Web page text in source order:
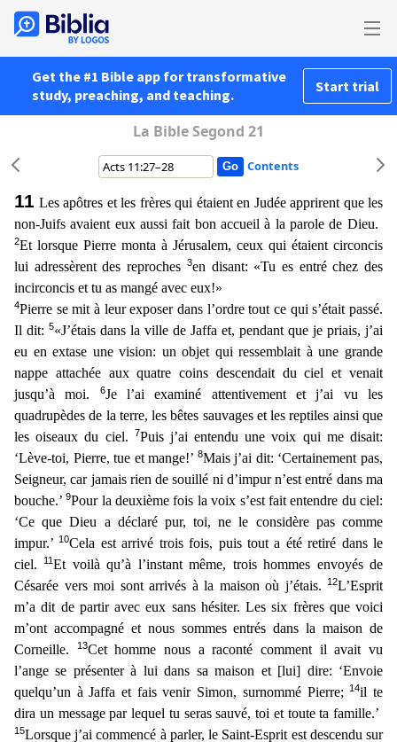
Get the #1 Bible app for transformative
study, preaching, and teaching.
Start trial
La Bible Segond 21
Contents
11 Les apôtres et les frères qui étaient en Judée apprirent que les
non-Juifs avaient eux aussi fait bon accueil à la parole de Dieu.
2Et lorsque Pierre monta à Jérusalem, ceux qui étaient circoncis
lui adressèrent des reproches 3en disant: «Tu es entré chez des
incirconcis et tu as mangé avec eux!»
4Pierre se mit à leur exposer dans l’ordre tout ce qui s’était passé.
Il dit: 5«J’étais dans la ville de Jaffa et, pendant que je priais, j’ai
eu en extase une vision: un objet qui ressemblait à une grande
nappe attachée aux quatre coins descendait du ciel et venait
jusqu’à moi.
6Je l’ai examiné attentivement et j’ai vu les
quadrupèdes de la terre, les bêtes sauvages et les reptiles ainsi que
les oiseaux du ciel.
7Puis j’ai entendu une voix qui me disait:
‘Lève-toi, Pierre, tue et mange!’ 8Mais j’ai dit: ‘Certainement pas,
Seigneur, car jamais rien de souillé ni d’impur n’est entré dans ma
bouche.’9Pour la deuxième fois la voix s’est fait entendre du ciel:
‘Ce que Dieu a déclaré pur, toi, ne le considère pas comme
impur.’10Cela est arrivé trois fois, puis tout a été retiré dans le
ciel.11Et voilà qu’à l’instant même, trois hommes envoyés de
Césarée vers moi sont arrivés à la maison où j’étais. 12L’Esprit
m’a dit de partir avec eux sans hésiter. Les six frères que voici
m’ont accompagné et nous sommes entrés dans la maison de
Corneille.
13Cet homme nous a raconté comment il avait vu
l’ange se présenter à lui dans sa maison et [lui] dire: ‘Envoie
quelqu’un à Jaffa et fais venir Simon, surnommé Pierre;14il te
dira un message par lequel tu seras sauvé, toi et toute ta famille.’
15Lorsque j’ai commencé à parler, le Saint-Esprit est descendu sur